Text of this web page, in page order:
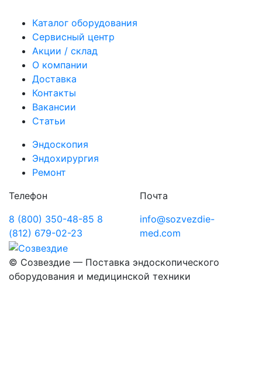
Каталог оборудования
Сервисный центр
Акции / склад
О компании
Доставка
Контакты
Вакансии
Статьи
Эндоскопия
Эндохирургия
Ремонт
Телефон
8 (800) 350-48-85 8
(812) 679-02-23
Почта
info@sozvezdie-
med.com
© Созвездие — Поставка эндоскопического
оборудования и медицинской техники